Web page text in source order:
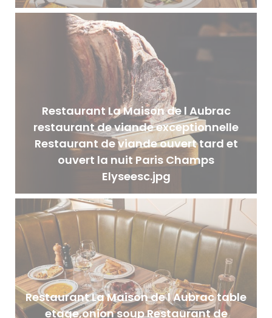
Restaurant La Maison de l Aubrac
restaurant de viande exceptionnelle
Restaurant de viande ouvert tard et
ouvert la nuit Paris Champs
Elyseesc.jpg
Restaurant La Maison de l Aubrac table
etage,onion soup Restaurant de